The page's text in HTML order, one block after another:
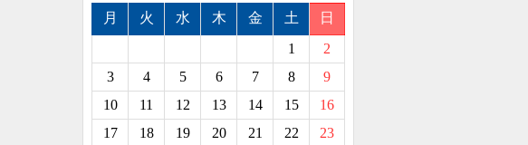
月 火 水 木 金 土
日
1
2
3
4 5 6 7 8
9
10
11 12 13 14 15
16
17
18 19 20 21 22
23